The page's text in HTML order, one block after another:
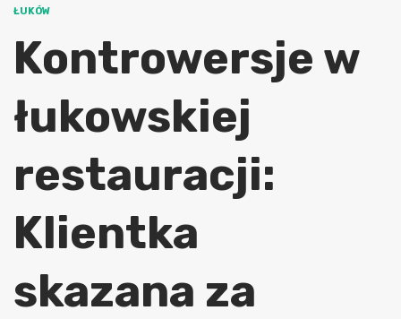
ŁUKÓW
Kontrowersje w
łukowskiej
restauracji:
Klientka
skazana za